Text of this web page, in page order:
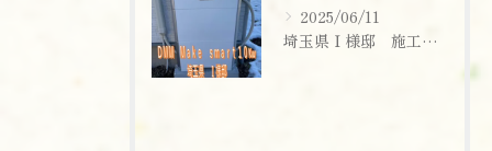
2025/06/11
埼玉県Ｉ様邸 施工実績